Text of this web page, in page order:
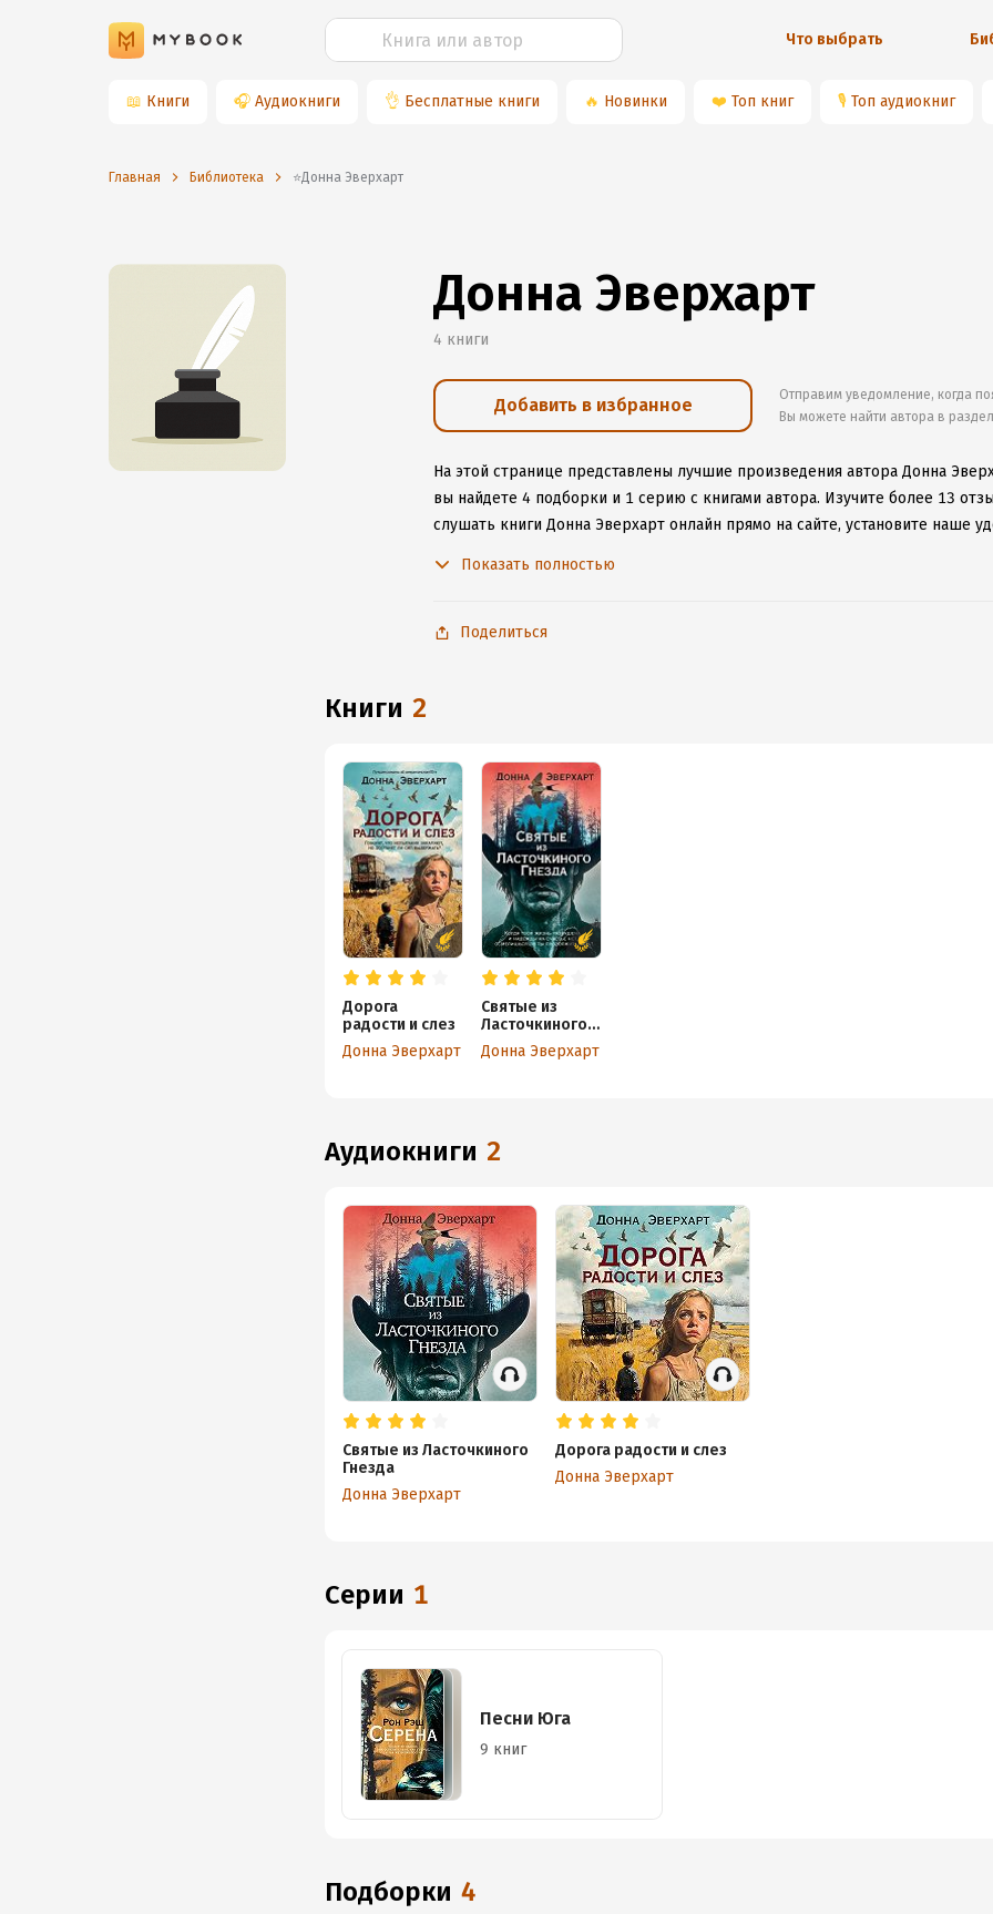
Что выбрать
📖 Книги 🎧 Аудиокниги 👌 Бесплатные книги 🔥 Новинки ❤️ Топ книг 🎙 Топ аудиокниг
Главная Библиотека ⭐️Донна Эверхарт
Донна Эверхарт
4 книги
Добавить в избранное
Отправим уведомление, когда
Вы можете найти автора в
На этой странице представлены лучшие произведения автора Донна
вы найдете 4 подборки и 1 серию с книгами автора. Изучите более 13
слушать книги Донна Эверхарт онлайн прямо на сайте, установите наше
Показать полностью
Поделиться
книги 2
Дорога
радости и слез
Донна Эверхарт
Святые из
Ласточкиного
Гнезда
Донна Эверхарт
аудиокниги 2
Святые из Ласточкиного
Гнезда
Донна Эверхарт
Дорога радости и слез
Донна Эверхарт
Серии 1
Песни Юга
9 книг
Подборки 4